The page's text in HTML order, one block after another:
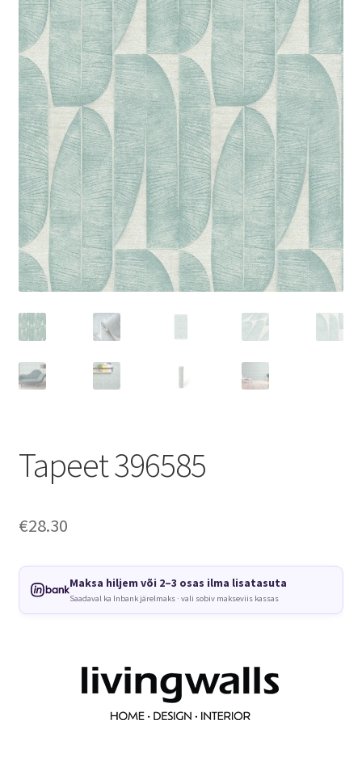
Tapeet 396585
€28.30
Maksa hiljem või 2–3 osas ilma lisatasuta
Saadaval ka Inbank järelmaks · vali sobiv makseviis kassas